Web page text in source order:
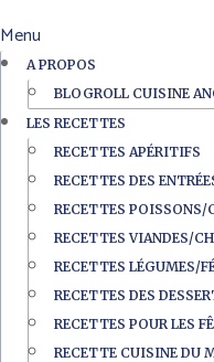
Menu
A PROPOS
BLOGROLL CUISINE
LES RECETTES
RECETTES APÉRITIFS
RECETTES DES
RECETTES POISSONS/
RECETTES VIANDES/
RECETTES LÉGUMES/
RECETTES DES
RECETTES POUR LES
RECETTE CUISINE DU